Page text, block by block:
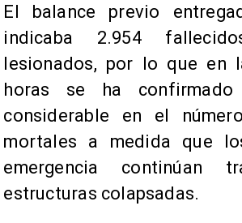
El balance previo
indicaba 2.954
lesionados, por lo que en
horas se ha confirmado
considerable en el
mortales a medida que
emergencia continúan
estructuras colapsadas.